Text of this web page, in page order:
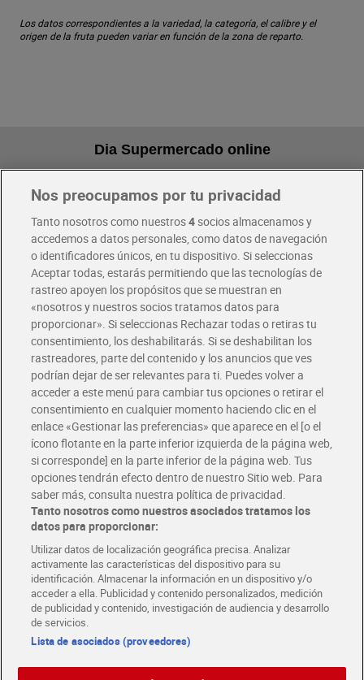
Los datos correspondientes a la variedad, la categoría, el calibre y el
origen de la fruta pueden variar en función de la zona de reparto.
Dia Supermercado online
Pide hoy, recibe hoy
Envío gratis por compras superiores a 100€
Envío estandar por 4,99€
Glovo y Uber Eats
Solicita tu factura de Glovo o Uber Eats
Únete al CLUB Dia
Disfruta las ventajas y ofertas exclusivas.
Descárgate la APP Dia
Folletos y Tiendas
Descubre las mejores ofertas y busca tu tienda más cercana
Tarjeta MaX Dia
Te devuelve hasta 8€/mes de tus compras.
¡Solicita tu tarjeta de crédito aquí!
COMER MEJOR CADA DIA
COLABORA CON DIA ABRE TU TIENDA DIA CORPORATE
Nos preocupamos por tu privacidad
Tanto nosotros como nuestros4socios almacenamos y
accedemos a datos personales, como datos de navegación
o identificadores únicos, en tu dispositivo. Si seleccionas
Aceptar todas, estarás permitiendo que las tecnologías de
rastreo apoyen los propósitos que se muestran en
«nosotros y nuestros socios tratamos datos para
proporcionar». Si seleccionas Rechazar todas o retiras tu
consentimiento, los deshabilitarás. Si se deshabilitan los
rastreadores, parte del contenido y los anuncios que ves
podrían dejar de ser relevantes para ti. Puedes volver a
acceder a este menú para cambiar tus opciones o retirar el
consentimiento en cualquier momento haciendo clic en el
enlace «Gestionar las preferencias» que aparece en el [o el
ícono flotante en la parte inferior izquierda de la página web,
si corresponde] en la parte inferior de la página web. Tus
opciones tendrán efecto dentro de nuestro Sitio web. Para
saber más, consulta nuestra política de privacidad.
Tanto nosotros como nuestros asociados tratamos los
datos para proporcionar:
Utilizar datos de localización geográfica precisa. Analizar
activamente las características del dispositivo para su
identificación. Almacenar la información en un dispositivo y/o
acceder a ella. Publicidad y contenido personalizados, medición
de publicidad y contenido, investigación de audiencia y desarrollo
de servicios.
Lista de asociados (proveedores)